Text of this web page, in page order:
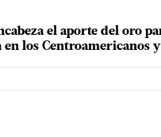
el aporte del oro
los Centroamericanos